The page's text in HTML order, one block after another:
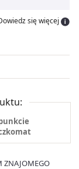
się więcej
ZNAJOMEGO